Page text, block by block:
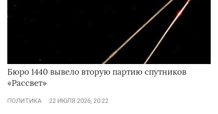
Бюро 1440 вывело вторую партию спутников
«Рассвет»
ПОЛИТИКА 22 ИЮЛЯ 2026, 20:22